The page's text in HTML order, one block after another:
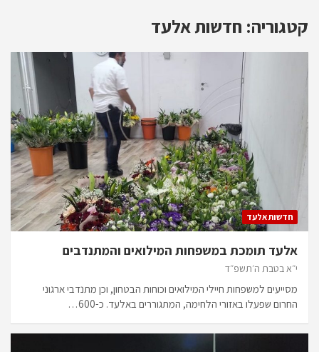
קטגוריה: חדשות אלעד
חדשות אלעד
אלעד תומכת במשפחות המילואים והמתנדבים
י״א בטבת ה׳תשפ״ד
מסייעים למשפחות חיילי המילואים וכוחות הבטחון, וכן מתנדבי ארגוני
החרום שפעלו באזורי הלחימה, המתגוררים באלעד. כ-600…